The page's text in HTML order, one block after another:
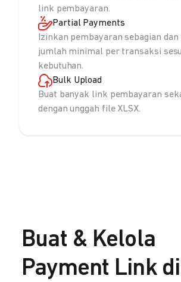
link pembayaran.
Partial Payments
Izinkan pembayaran sebagian
jumlah minimal per transaksi
kebutuhan.
Bulk Upload
Buat banyak link pembayaran
dengan unggah file XLSX.
Buat & Kelola
Payment Link di